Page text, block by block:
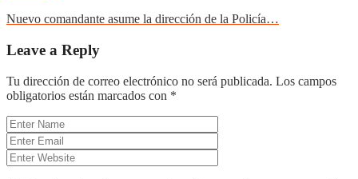
Nuevo comandante asume la dirección de la Policía…
Leave a Reply
Tu dirección de correo electrónico no será publicada. Los campos
obligatorios están marcados con *